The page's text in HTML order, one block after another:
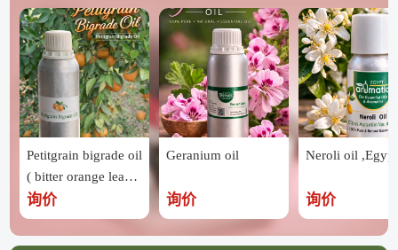
Petitgrain bigrade oil
( bitter orange leave
s ) ,Egypt
询价
Geranium oil
询价
Neroli oil ,Egypt
询价